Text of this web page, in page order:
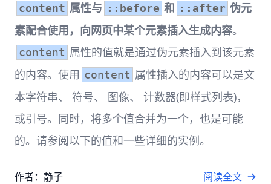
content 属性与 ::before 和 ::after 伪元
素配合使用，向网页中某个元素插入生成内容。
content 属性的值就是通过伪元素插入到该元素
的内容。使用 content 属性插入的内容可以是文
本字符串、 符号、 图像、 计数器(即样式列表)，
或引号。同时，将多个值合并为一个，也是可能
的。请参阅以下的值和一些详细的实例。
作者：静子 阅读全文